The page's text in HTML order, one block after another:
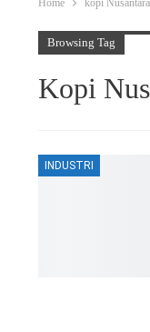
LIFESTYLE
Home kopi Nusantara
Browsing Tag
Kopi
INDUSTRI